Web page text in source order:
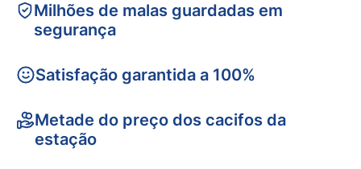
Milhões de malas guardadas em
segurança
Satisfação garantida a 100%
Metade do preço dos cacifos da
estação